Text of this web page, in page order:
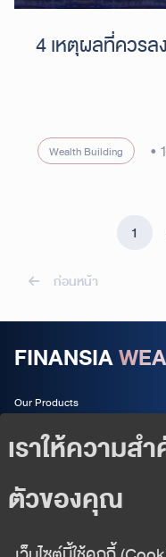
4 เหตุผลที่ควรล
Wealth Building
ก่อนหน้า
1
FINANSIA
Our Products
Wealth Services
Follow us
02 625 2442